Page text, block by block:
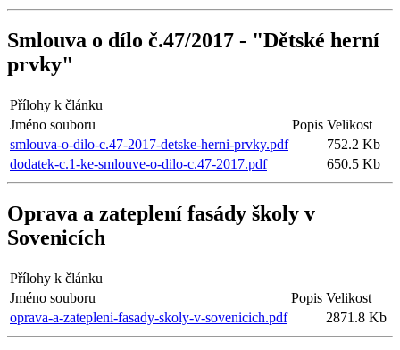
Smlouva o dílo č.47/2017 - "Dětské herní
prvky"
Přílohy k článku
Jméno souboru
Popis Velikost
smlouva-o-dilo-c.47-2017-detske-herni-prvky.pdf
752.2 Kb
dodatek-c.1-ke-smlouve-o-dilo-c.47-2017.pdf
650.5 Kb
Oprava a zateplení fasády školy v
Sovenicích
Přílohy k článku
Jméno souboru
Popis Velikost
oprava-a-zatepleni-fasady-skoly-v-sovenicich.pdf
2871.8 Kb